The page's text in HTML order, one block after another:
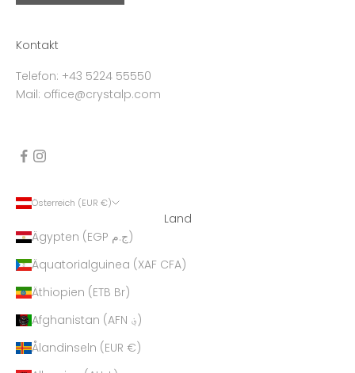
Kontakt
Telefon: +43 5224 55550
Mail: office@crystalp.com
Österreich (EUR €)
Land
Ägypten (EGP ج.م)
Äquatorialguinea (XAF CFA)
Äthiopien (ETB Br)
Afghanistan (AFN ؋)
Ålandinseln (EUR €)